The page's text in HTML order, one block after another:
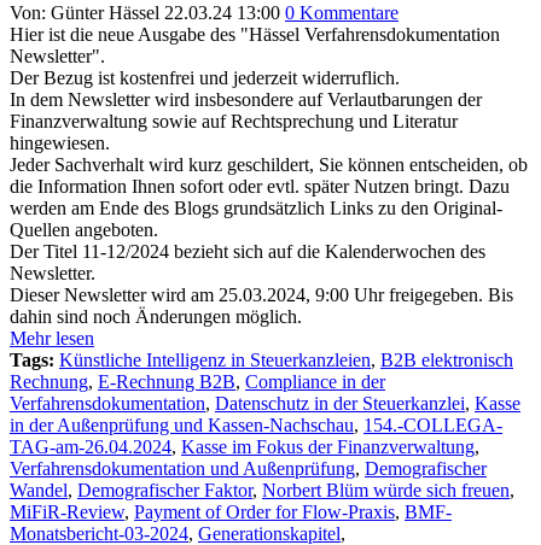
Von: Günter Hässel 22.03.24 13:00 0 Kommentare
Hier ist die neue Ausgabe des "Hässel Verfahrensdokumentation
Newsletter".
Der Bezug ist kostenfrei und jederzeit widerruflich.
In dem Newsletter wird insbesondere auf Verlautbarungen der
Finanzverwaltung sowie auf Rechtsprechung und Literatur
hingewiesen.
Jeder Sachverhalt wird kurz geschildert, Sie können entscheiden, ob
die Information Ihnen sofort oder evtl. später Nutzen bringt. Dazu
werden am Ende des Blogs grundsätzlich Links zu den Original-
Quellen angeboten.
Der Titel 11-12/2024 bezieht sich auf die Kalenderwochen des
Newsletter.
Dieser Newsletter wird am 25.03.2024, 9:00 Uhr freigegeben. Bis
dahin sind noch Änderungen möglich.
Mehr lesen
Tags: Künstliche Intelligenz in Steuerkanzleien, B2B elektronisch
Rechnung, E-Rechnung B2B, Compliance in der
Verfahrensdokumentation, Datenschutz in der Steuerkanzlei, Kasse
in der Außenprüfung und Kassen-Nachschau, 154.-COLLEGA-
TAG-am-26.04.2024, Kasse im Fokus der Finanzverwaltung,
Verfahrensdokumentation und Außenprüfung, Demografischer
Wandel, Demografischer Faktor, Norbert Blüm würde sich freuen,
MiFiR-Review, Payment of Order for Flow-Praxis, BMF-
Monatsbericht-03-2024, Generationskapitel,